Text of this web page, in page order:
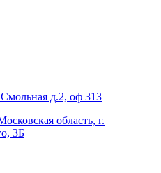
д.2, оф 313
область, г.
3Б